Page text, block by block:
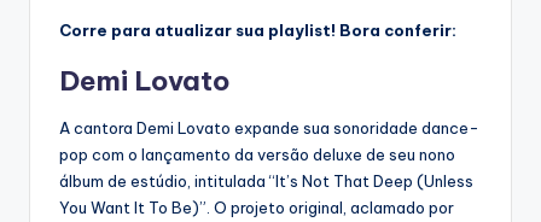
Corre para atualizar sua playlist! Bora conferir:
Demi Lovato
A cantora Demi Lovato expande sua sonoridade dance-
pop com o lançamento da versão deluxe de seu nono
álbum de estúdio, intitulada “It’s Not That Deep (Unless
You Want It To Be)”. O projeto original, aclamado por